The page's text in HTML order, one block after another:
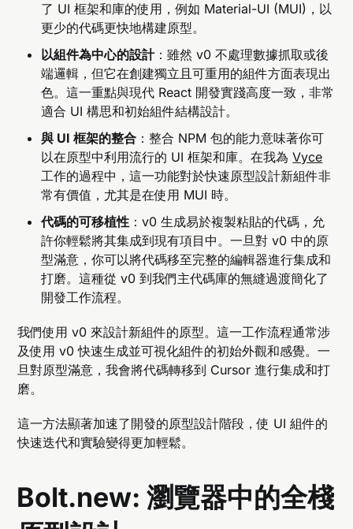
了 UI 框架和庫的使用，例如 Material-UI (MUI)，以
更少的代碼更快地構建原型。
以組件為中心的設計：雖然 v0 不處理數據抓取或後
端邏輯，但它在創建獨立且可重用的組件方面表現出
色。這一重點與現代 React 開發實踐高度一致，非常
適合 UI 構思和初始組件結構設計。
與 UI 框架的整合 ：整合 NPM 包的能力意味著你可
以在原型中利用流行的 UI 框架和庫。在我為Vyce
工作的過程中，這一功能對於快速原型設計新組件非
常有價值，尤其是在使用 MUI 時。
代碼的可移植性 ：v0 生成易於複製粘貼的代碼，允
許你輕鬆將其集成到現有項目中。一旦對 v0 中的原
型滿意，你可以將代碼移至完整的編輯器進行集成和
打磨。這種從 v0 到我們主代碼庫的無縫過渡簡化了
開發工作流程。
我們使用 v0 來設計新組件的原型。這一工作流程通常涉
及使用 v0 快速生成並可視化組件的初始外觀和感覺。一
旦對原型滿意，我會將代碼轉移到 Cursor 進行集成和打
磨。
這一方法顯著加速了開發的原型設計階段，使 UI 組件的
快速迭代和實驗變得更加輕鬆。
Bolt.new: 瀏覽器中的全棧